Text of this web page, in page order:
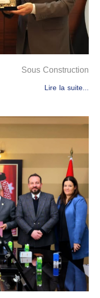
Sous Construction
Lire la suite...